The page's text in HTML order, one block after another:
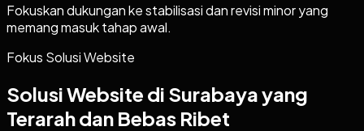
Fokuskan dukungan ke stabilisasi dan revisi minor yang
memang masuk tahap awal.
Fokus Solusi Website
Solusi Website di Surabaya yang
Terarah dan Bebas Ribet